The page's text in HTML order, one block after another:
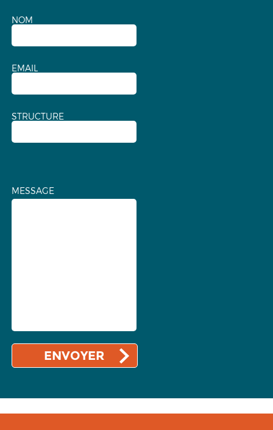
NOM
EMAIL
STRUCTURE
MESSAGE